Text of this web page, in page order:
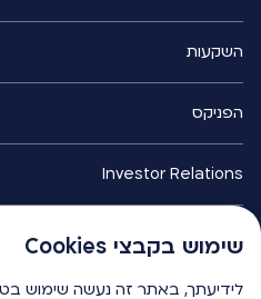
שימוש בקבצי Cookies
לידיעתך, באתר זה נעשה שימוש
השקעות
הפניקס
Investor Relations